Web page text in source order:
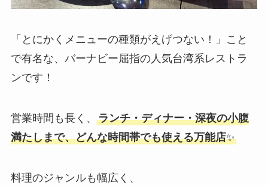
「とにかくメニューの種類がえげつない！」こと
で有名な、バーナビー屈指の人気台湾系レストラ
ンです！
営業時間も長く、 ランチ・ディナー・深夜の小腹
満たしまで、どんな時間帯でも使える万能店✨
料理のジャンルも幅広く、